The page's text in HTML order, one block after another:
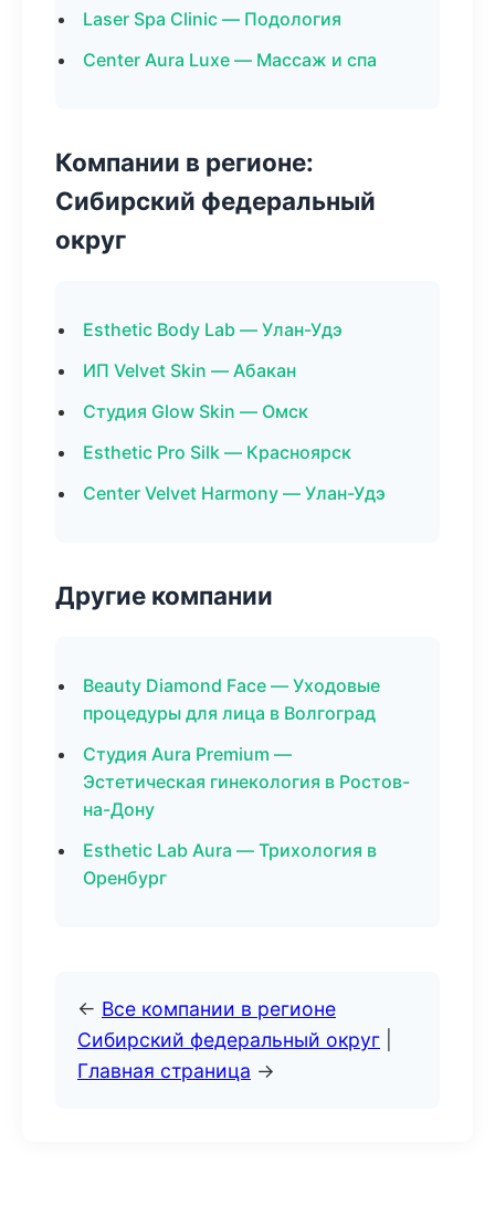
Laser Spa Clinic — Подология
Center Aura Luxe — Массаж и спа
Компании в регионе:
Сибирский федеральный
округ
Esthetic Body Lab — Улан-Удэ
ИП Velvet Skin — Абакан
Студия Glow Skin — Омск
Esthetic Pro Silk — Красноярск
Center Velvet Harmony — Улан-Удэ
Другие компании
Beauty Diamond Face — Уходовые
процедуры для лица в Волгоград
Студия Aura Premium —
Эстетическая гинекология в Ростов-
на-Дону
Esthetic Lab Aura — Трихология в
Оренбург
← Все компании в регионе
Сибирский федеральный округ
Главная страница →